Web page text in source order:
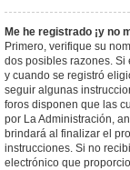
Me he registrado ¡y no
Primero, verifique su
dos posibles razones. Si
y cuando se registró
seguir algunas
foros disponen que las
por La Administración,
brindará al finalizar el
instrucciones. Si no
electrónico que